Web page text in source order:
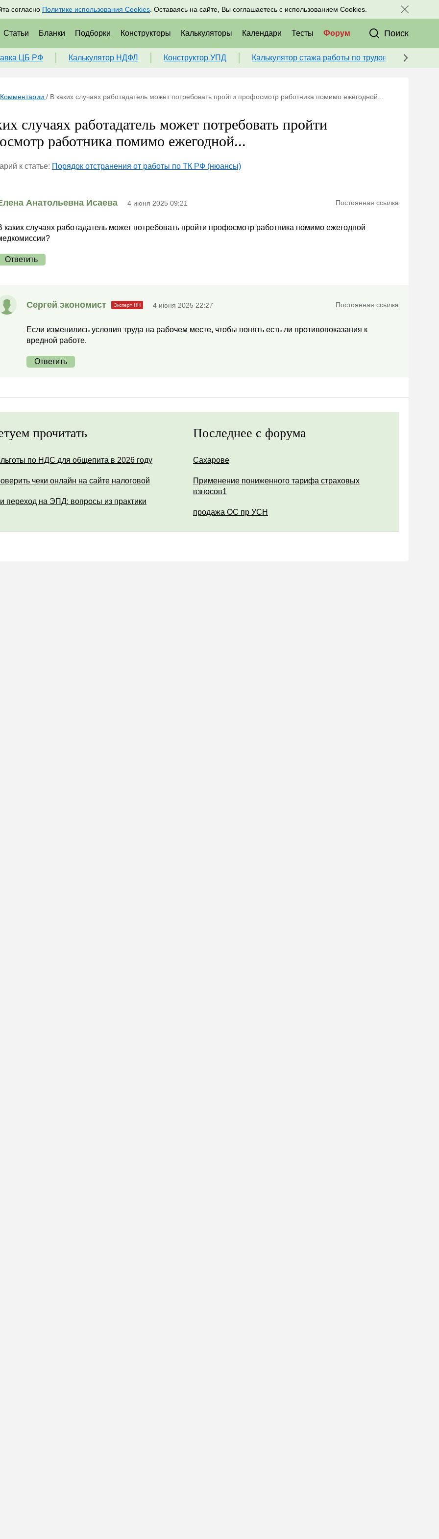
согласно Политике использования Cookies . Оставаясь на сайте, Вы соглашаетесь с использованием Cookies.
Подписаться Присоединяйтесь к нам в соц. сетях:
Статьи Бланки Подборки Конструкторы Калькуляторы Календари Тесты Форум Поиск
ЦБ РФ Калькулятор НДФЛ Конструктор УПД Калькулятор стажа работы по трудовой книжке
Комментарии / В каких случаях работадатель может потребовать пройти профосмотр работника помимо ежегодной...
случаях работадатель может потребовать пройти
работника помимо ежегодной...
к статье: Порядок отстранения от работы по ТК РФ (нюансы)
Анатольевна Исаева 4 июня 2025 09:21 Постоянная ссылка
каких случаях работадатель может потребовать пройти профосмотр работника помимо ежегодной
Ответить
Сергей экономист 4 июня 2025 22:27 Постоянная ссылка
Если изменились условия труда на рабочем месте, чтобы понять есть ли противопоказания к
вредной работе.
Ответить
прочитать
льготы по НДС для общепита в 2026 году
чеки онлайн на сайте налоговой
переход на ЭПД: вопросы из практики
Последнее с форума
Сахарове
Применение пониженного тарифа страховых
взносов1
продажа ОС пр УСН